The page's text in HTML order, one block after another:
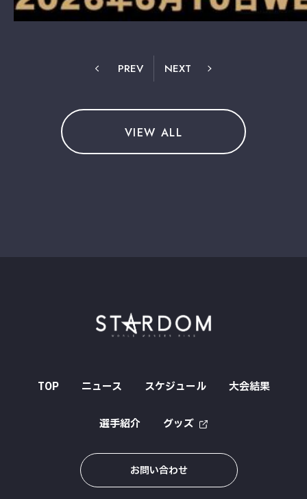
PREV NEXT
VIEW ALL
TOP ニュース スケジュール 大会結果
選手紹介 グッズ
お問い合わせ